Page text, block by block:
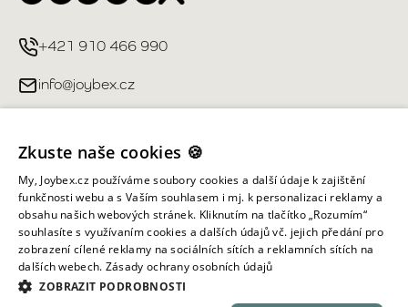
+421 910 466 990
info@joybex.cz
Můj účet
Informace obchodu
Všechna práva vyhrazena ©
Zkuste naše cookies 🍪
My, Joybex.cz používáme soubory cookies a další údaje k zajištění
funkčnosti webu a s Vaším souhlasem i mj. k personalizaci reklamy a
obsahu našich webových stránek. Kliknutím na tlačítko „Rozumím“
souhlasíte s využívaním cookies a dalších údajů vč. jejich předání pro
zobrazení cílené reklamy na sociálních sítích a reklamních sítích na
dalších webech. Zásady ochrany osobních údajů
ZOBRAZIT PODROBNOSTI